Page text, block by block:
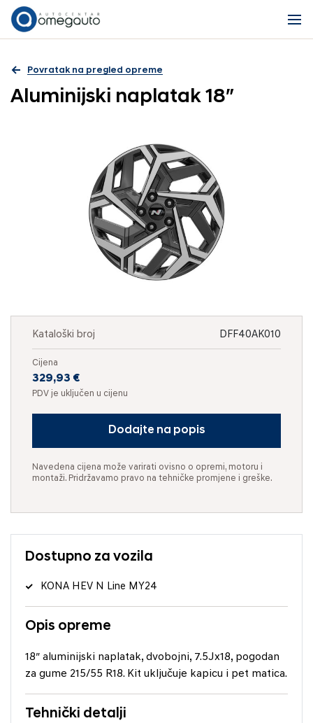
Povratak na pregled opreme
Aluminijski naplatak 18″
Kataloški broj DFF40AK010
Cijena
329,93 €
PDV je uključen u cijenu
Dodajte na popis
Navedena cijena može varirati ovisno o opremi, motoru i
montaži. Pridržavamo pravo na tehničke promjene i greške.
Dostupno za vozila
KONA HEV N Line MY24
Opis opreme
18″ aluminijski naplatak, dvobojni, 7.5Jx18, pogodan
za gume 215/55 R18. Kit uključuje kapicu i pet matica.
Tehnički detalji